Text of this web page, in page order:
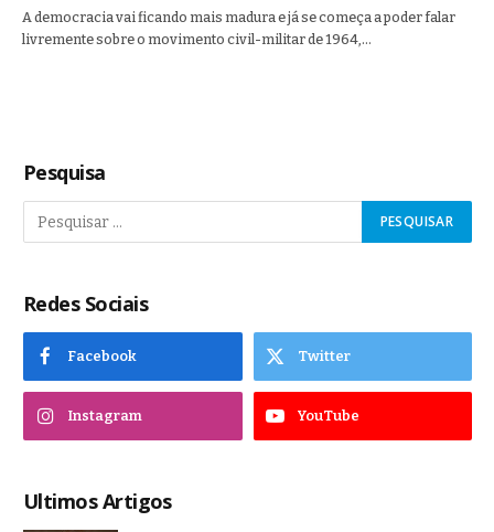
A democracia vai ficando mais madura e já se começa a poder falar
livremente sobre o movimento civil-militar de 1964,…
Pesquisa
Redes Sociais
Facebook Twitter
Instagram YouTube
Ultimos Artigos